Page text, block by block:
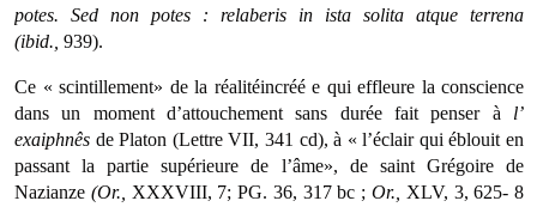
potes. Sed non potes : relaberis in ista solita atque terrena
(ibid., 939).
Ce « scintillement» de la réalitéincréé e qui effleure la conscience
dans un moment d’attouchement sans durée fait penser à l’
exaiphnês de Platon (Lettre VII, 341 cd), à « l’éclair qui éblouit en
passant la partie supérieure de l’âme», de saint Grégoire de
Nazianze (Or., XXXVIII, 7; PG. 36, 317 bc ; Or., XLV, 3, 625- 8